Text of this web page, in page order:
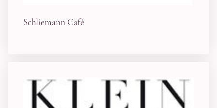
Schliemann Café